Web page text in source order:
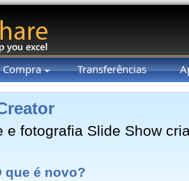
Compra Transferências
e fotografia Slide Show
que é novo?